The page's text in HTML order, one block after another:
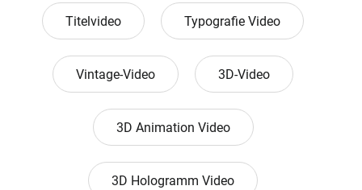
Titelvideo Typografie Video
Vintage-Video 3D-Video
3D Animation Video
3D Hologramm Video